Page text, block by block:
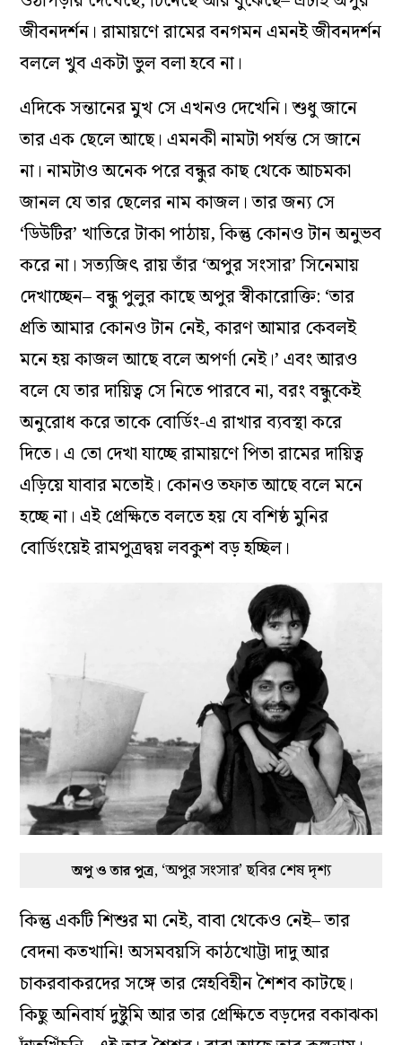
জীবনদর্শন। রামায়ণে রামের বনগমন এমনই জীবনদর্শন
বললে খুব একটা ভুল বলা হবে না।
এদিকে সন্তানের মুখ সে এখনও দেখেনি। শুধু জানে
তার এক ছেলে আছে। এমনকী নামটা পর্যন্ত সে জানে
না। নামটাও অনেক পরে বন্ধুর কাছ থেকে আচমকা
জানল যে তার ছেলের নাম কাজল। তার জন্য সে
‘ডিউটির’ খাতিরে টাকা পাঠায়, কিন্তু কোনও টান অনুভব
করে না। সত্যজিৎ রায় তাঁর ‘অপুর সংসার’ সিনেমায়
দেখাচ্ছেন– বন্ধু পুলুর কাছে অপুর স্বীকারোক্তি: ‘তার
প্রতি আমার কোনও টান নেই, কারণ আমার কেবলই
মনে হয় কাজল আছে বলে অপর্ণা নেই।’ এবং আরও
বলে যে তার দায়িত্ব সে নিতে পারবে না, বরং বন্ধুকেই
অনুরোধ করে তাকে বোর্ডিং-এ রাখার ব্যবস্থা করে
দিতে। এ তো দেখা যাচ্ছে রামায়ণে পিতা রামের দায়িত্ব
এড়িয়ে যাবার মতোই। কোনও তফাত আছে বলে মনে
হচ্ছে না। এই প্রেক্ষিতে বলতে হয় যে বশিষ্ঠ মুনির
বোর্ডিংয়েই রামপুত্রদ্বয় লবকুশ বড় হচ্ছিল।
অপু ও তার পুত্র, ‘অপুর সংসার’ ছবির শেষ দৃশ্য
কিন্তু একটি শিশুর মা নেই, বাবা থেকেও নেই– তার
বেদনা কতখানি! অসমবয়সি কাঠখোট্টা দাদু আর
চাকরবাকরদের সঙ্গে তার স্নেহবিহীন শৈশব কাটছে।
কিছু অনিবার্য দুষ্টুমি আর তার প্রেক্ষিতে বড়দের বকাঝকা